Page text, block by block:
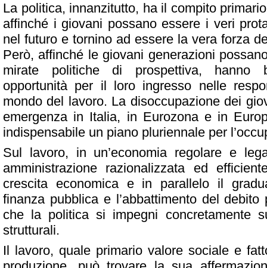
La politica, innanzitutto, ha il compito
affinché i giovani possano essere i veri
nel futuro e tornino ad essere la vera forza
Però, affinché le giovani generazioni
mirate politiche di prospettiva, hanno
opportunità per il loro ingresso nelle
mondo del lavoro. La disoccupazione dei
emergenza in Italia, in Eurozona e in
indispensabile un piano pluriennale per
Sul lavoro, in un’economia regolare e
amministrazione razionalizzata ed
crescita economica e in parallelo il
finanza pubblica e l’abbattimento del
che la politica si impegni concretamente
strutturali.
Il lavoro, quale primario valore sociale e